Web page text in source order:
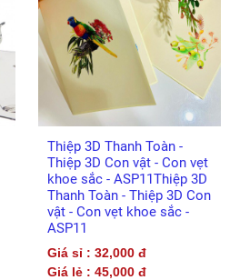
Thiệp 3D Thanh Toàn -
Thiệp 3D Con vật - Con vẹt
khoe sắc - ASP11Thiệp 3D
Thanh Toàn - Thiệp 3D Con
vật - Con vẹt khoe sắc -
ASP11
Giá sỉ : 32,000 đ
Giá lẻ : 45,000 đ